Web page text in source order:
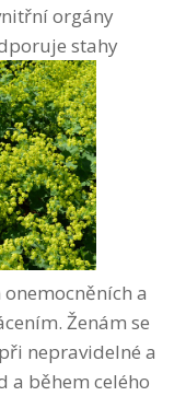
orgány
stahy
a
Ženám se
nepravidelné a
a během celého